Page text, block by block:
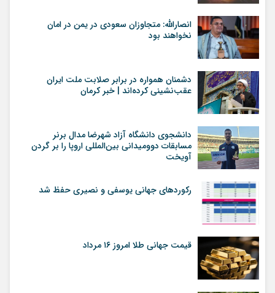
انصارالله: متجاوزان سعودی در یمن در امان
نخواهند بود
دشمنان همواره در برابر صلابت ملت ایران
عقب‌نشینی کرده‌اند | خبر کرمان
دانشجوی دانشگاه آزاد شهرضا مدال برنر
مسابقات دوومیدانی بین‌المللی اروپا را بر گردن
آویخت
رکوردهای جهانی یوسفی و نصیری حفظ شد
قیمت جهانی طلا امروز ۱۶ مرداد